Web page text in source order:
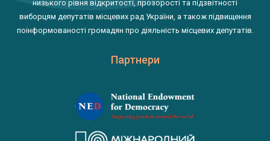
низького рівня відкритості, прозорості та підзвітності
виборцям депутатів місцевих рад України, а також підвищення
поінформованості громадян про діяльність місцевих депутатів.
Партнери